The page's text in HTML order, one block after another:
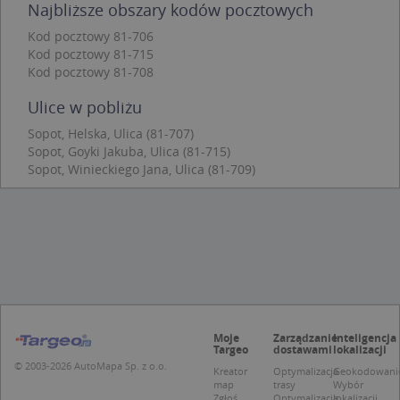
Najbliższe obszary kodów pocztowych
Kod pocztowy 81-706
Kod pocztowy 81-715
Kod pocztowy 81-708
Ulice w pobliżu
Sopot, Helska, Ulica (81-707)
Sopot, Goyki Jakuba, Ulica (81-715)
Sopot, Winieckiego Jana, Ulica (81-709)
© 2003-2026 AutoMapa Sp. z o.o.
Moje
Targeo
Kreator
map
Zarządzanie
dostawami
Optymalizacja
trasy
Inteligencja
lokalizacji
Wybór
Funkcjonalność
Niesklasyfikowane
Niezbędne pliki cookie umożliwiają korzystanie z
podstawowych funkcji strony internetowej, takich
jak logowanie użytkownika i zarządzanie kontem.
prawidłowo korzystać ze strony internetowej.
Nazwa
Domena
APPSESSID .targeo.pl
to